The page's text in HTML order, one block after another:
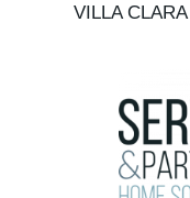
VILLA